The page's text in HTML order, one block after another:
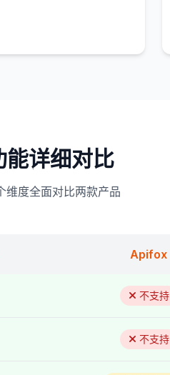
能详细对比
维度全面对比两款产品
Apifox
不支持
不支持